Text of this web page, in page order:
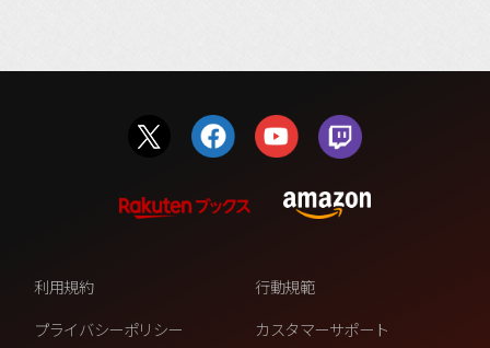
利用規約
行動規範
プライバシーポリシー
カスタマーサポート